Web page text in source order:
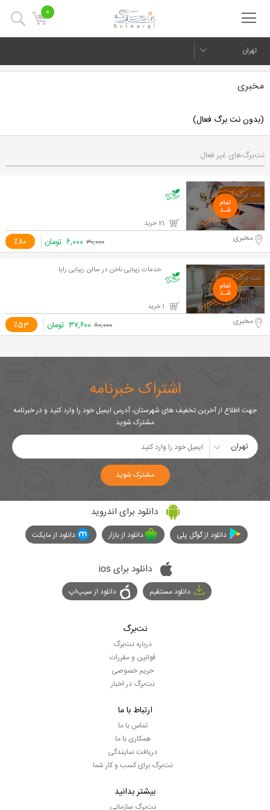
0
تهران
مخبری
(بدون نت برگ فعال)
نت‌برگ‌های غیر فعال
٪80 مخبری ۳۰,۰۰۰ ۶,۰۰۰ تومان
خدمات زیبایی ناخن در سالن زیبایی رایا
٪53 مخبری ۸۰,۰۰۰ ۳۷,۶۰۰ تومان
اشتراک خبرنامه
جهت اطلاع از آخرین تخفیف های شهرستان، آدرس ایمیل خود را وارد کنید و در خبرنامه
مشترک شوید
تهران
مشترک شوید
دانلود برای اندروید
دانلود از گوگل پلی دانلود از بازار دانلود از مایکت
دانلود برای ios
دانلود مستقیم دانلود از سیپ‌اپ
نت‌برگ
درباره نت‌برگ
قوانین و مقررات
حریم خصوصی
نت‌برگ در اخبار
ارتباط با ما
تماس با ما
همکاری با ما
دریافت نمایندگی
نت‌برگ برای کسب و کار شما
بیشتر بدانید
نت‌برگ سازمانی